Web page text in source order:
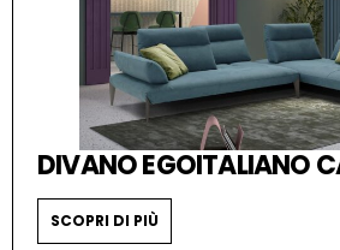
DIVANO EGOITALIANO
SCOPRI DI PIÙ